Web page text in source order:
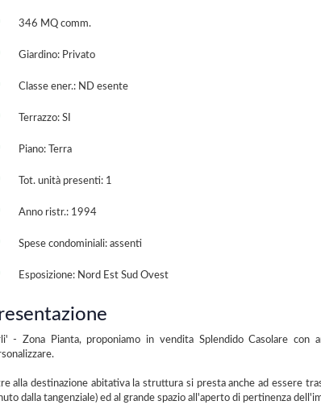
346 MQ comm.
Giardino: Privato
Classe ener.: ND esente
Terrazzo: SI
Piano: Terra
Tot. unità presenti: 1
Anno ristr.: 1994
Spese condominiali: assenti
Esposizione: Nord Est Sud Ovest
- Zona Pianta, proponiamo in vendita Splendido Casolare
alla destinazione abitativa la struttura si presta anche ad essere
dalla tangenziale) ed al grande spazio all'aperto di pertinenza